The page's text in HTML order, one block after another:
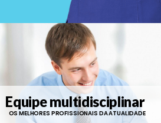
Equipe multidisciplinar
OS MELHORES PROFISSIONAIS DA ATUALIDADE